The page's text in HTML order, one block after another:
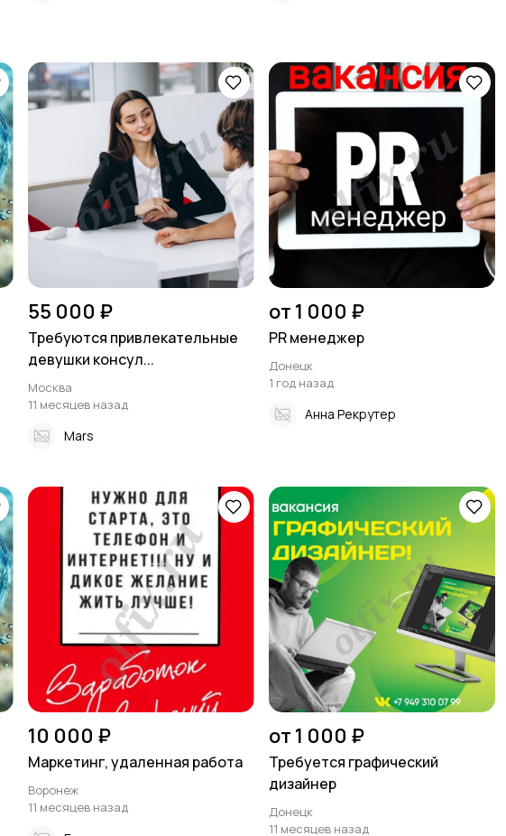
55 000 ₽
Требуются привлекательные
девушки консул...
Москва
11 месяцев назад
Mars
от 1 000 ₽
PR менеджер
Донецк
1 год назад
Анна Рекрутер
10 000 ₽
Маркетинг, удаленная работа
Воронеж
11 месяцев назад
от 1 000 ₽
Требуется графический
дизайнер
Донецк
11 месяцев назад